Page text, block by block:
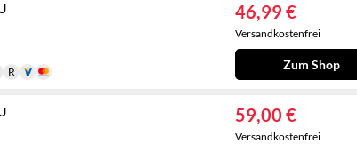
46,99 €
Versandkostenfrei
Zum Shop
59,00 €
Versandkostenfrei